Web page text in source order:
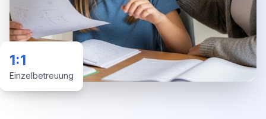
1:1
Einzelbetreuung